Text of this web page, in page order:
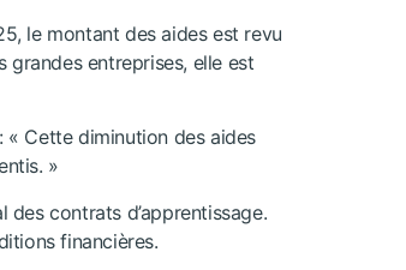
le montant des aides est revu
grandes entreprises, elle est
« Cette diminution des aides
»
contrats d’apprentissage.
financières.